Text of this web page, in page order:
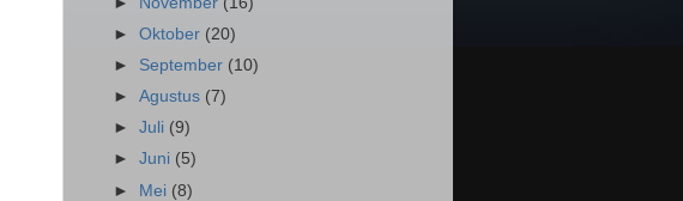
►Oktober (20)
► September (10)
►Agustus (7)
►Juli (9)
►Juni (5)
► Mei (8)